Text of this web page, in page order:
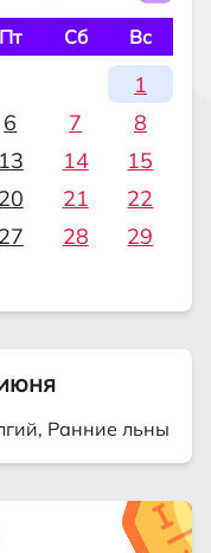
Пт Сб Вс
1
6 7
8
13 14
15
20 21
22
27 28
29
Ранние льны